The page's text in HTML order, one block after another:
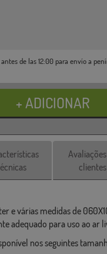
de las 12:00 para envío a
clientes
e várias medidas de
adequado para uso ao ar
nos seguintes